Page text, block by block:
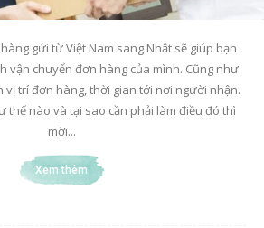
gửi từ Việt Nam sang Nhật sẽ giúp bạn
vận chuyển đơn hàng của mình. Cũng như
vị trí đơn hàng, thời gian tới nơi người nhận.
thế nào và tại sao cần phải làm điều đó thì
mời...
Xem thêm